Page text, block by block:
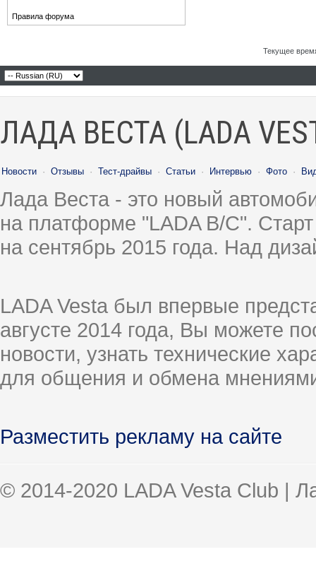
Правила форума
Текущее
ЛАДА ВЕСТА (LADA
Новости · Отзывы · Тест-драйвы · Статьи · Интервью · Фото ·
Лада Веста - это новый
на платформе "LADA B/C".
на сентябрь 2015 года. Над
LADA Vesta был впервые
августе 2014 года, Вы можете
новости, узнать технические
для общения и обмена
Разместить рекламу на сайте
© 2014-2020 LADA Vesta Club |